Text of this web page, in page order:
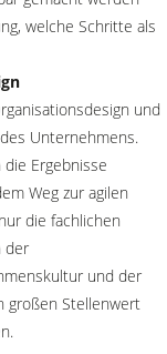
welche Schritte als
und
Unternehmens.
Ergebnisse
Weg zur agilen
die fachlichen
der
und der
großen Stellenwert